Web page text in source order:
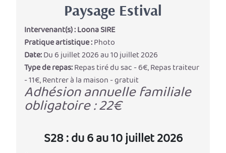
Paysage Estival
Intervenant(s) :Loona SIRE
Pratique artistique :Photo
Date:Du 6 juillet 2026 au 10 juillet 2026
Type de repas:Repas tiré du sac - 6€, Repas traiteur
- 11€, Rentrer à la maison - gratuit
Adhésion annuelle familiale
obligatoire : 22€
S28 : du 6 au 10 juillet 2026